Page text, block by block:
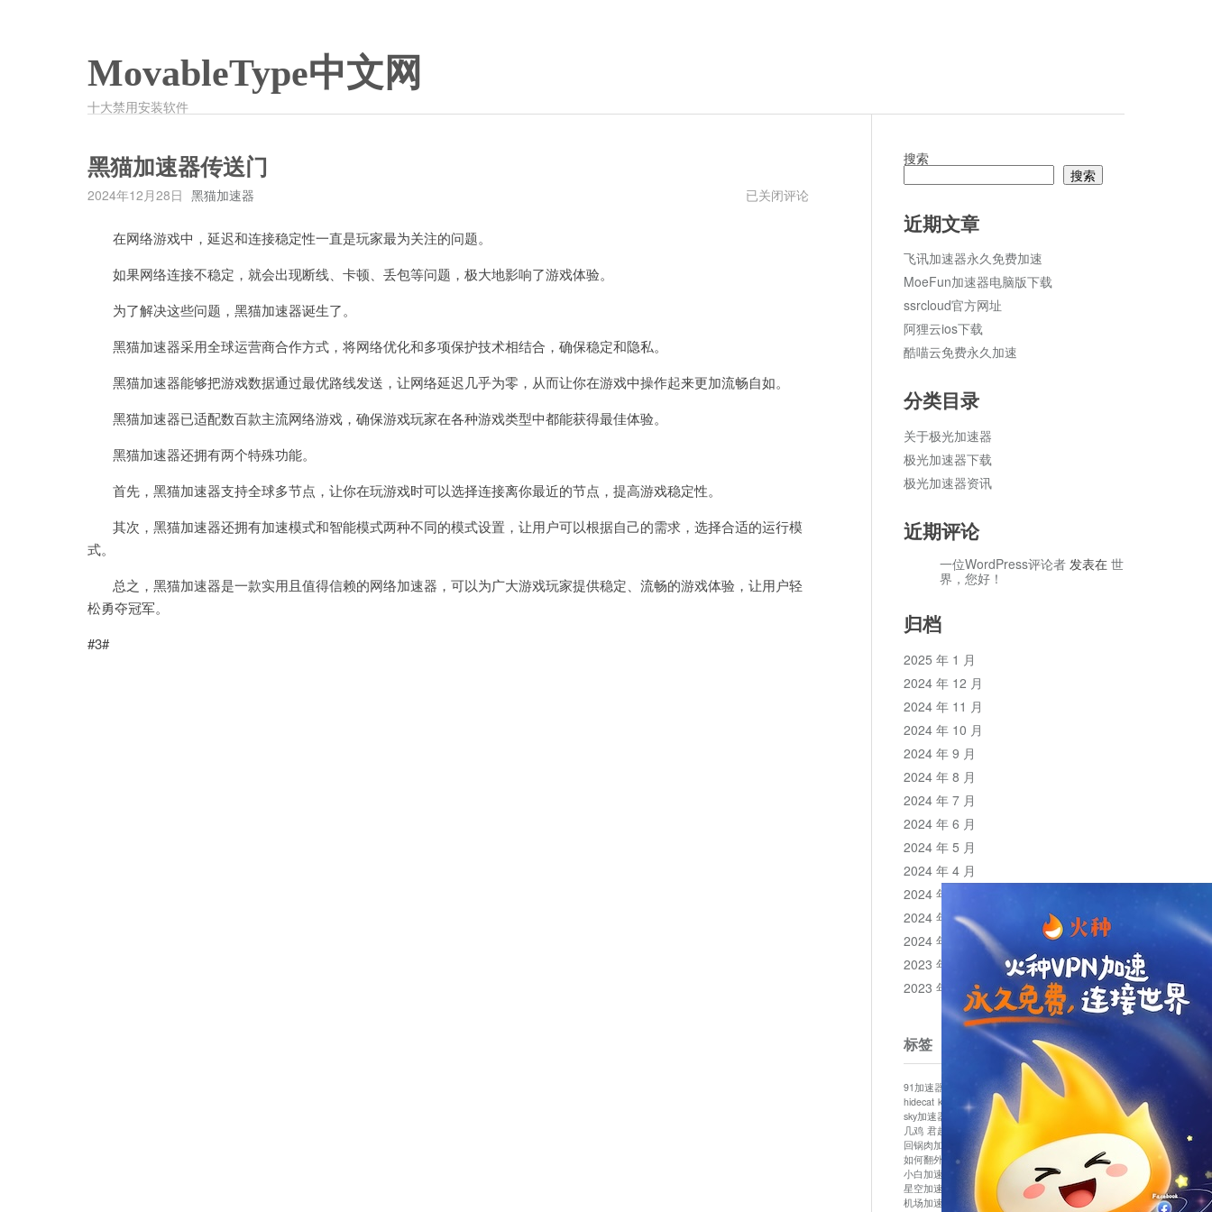
MovableType中文网
十大禁用安装软件
黑猫加速器传送门
2024年12月28日 黑猫加速器
黑
已关闭评论
在网络游戏中，延迟和连接稳定性一直是玩家最为关注的问题。
如果网络连接不稳定，就会出现断线、卡顿、丢包等问题，极大地影响了游戏体验。
为了解决这些问题，黑猫加速器诞生了。
黑猫加速器采用全球运营商合作方式，将网络优化和多项保护技术相结合，确保稳定和隐私。
黑猫加速器能够把游戏数据通过最优路线发送，让网络延迟几乎为零，从而让你在游戏中操作起来更加流畅自如。
黑猫加速器已适配数百款主流网络游戏，确保游戏玩家在各种游戏类型中都能获得最佳体验。
黑猫加速器还拥有两个特殊功能。
首先，黑猫加速器支持全球多节点，让你在玩游戏时可以选择连接离你最近的节点，提高游戏稳定性。
其次，黑猫加速器还拥有加速模式和智能模式两种不同的模式设置，让用户可以根据自己的需求，选择合适的运行模
式。
总之，黑猫加速器是一款实用且值得信赖的网络加速器，可以为广大游戏玩家提供稳定、流畅的游戏体验，让用户轻
松勇夺冠军。
#3#
搜索
搜索
近期文章
飞讯加速器永久免费加速
MoeFun加速器电脑版下载
ssrcloud官方网址
阿狸云ios下载
酷喵云免费永久加速
分类目录
关于极光加速器
极光加速器下载
极光加速器资讯
近期评论
一位WordPress评论者 发表在 世
界，您好！
归档
2025 年 1 月
2024 年 12 月
2024 年 11 月
2024 年 10 月
2024 年 9 月
2024 年 8 月
2024 年 7 月
2024 年 6 月
2024 年 5 月
2024 年 4 月
2024 年 3 月
2024 年 2 月
2024 年 1 月
2023 年 12 月
2023 年 11 月
标签
91加速器 bluelayer加速器
clash节点
hidecat kuai500 panda加速器
plex加速器
sky加速器
telegram加速器 中信加速器
云梯加速器
几鸡 君越加速器 哔咔漫画加速器
唐师傅加速器
回锅肉加速器
坚果加速器 壹点加速器
如何翻外墙网站 小哈vp加速器
小火箭加速器
小白加速器
布谷vp加速器 心阶云 快连
星空加速器
最新版clash安卓下载
月光加速器
机场加速器
松果云 极快加速器
梯子加速器